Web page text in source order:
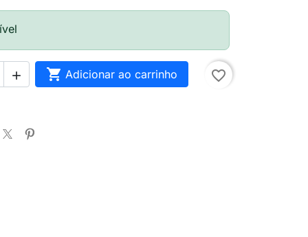
  Adicionar ao carrinho favorite_border